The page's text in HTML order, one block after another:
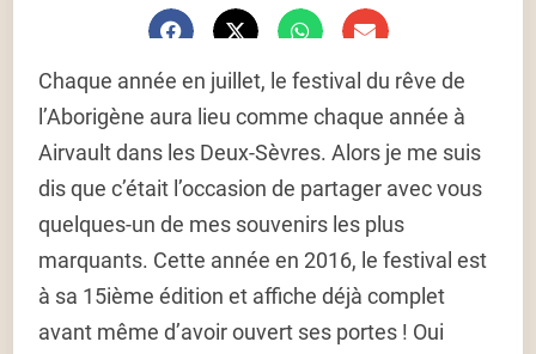
Chaque année en juillet, le festival du rêve de
l’Aborigène aura lieu comme chaque année à
Airvault dans les Deux-Sèvres. Alors je me suis
dis que c’était l’occasion de partager avec vous
quelques-un de mes souvenirs les plus
marquants. Cette année en 2016, le festival est
à sa 15ième édition et affiche déjà complet
avant même d’avoir ouvert ses portes ! Oui